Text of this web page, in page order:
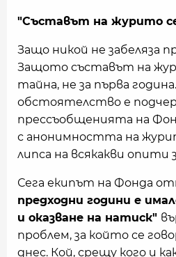
"Съставът на журито
Защо никой не забеляза
Защото съставът на
тайна, не за първа
обстоятелство е
прессъобщенията на
с анонимността на
липса на всякакви опити
Сега екипът на Фонда
предходни години е
и оказване на натиск"
проблем, за който се
днес. Кой, срещу кого и